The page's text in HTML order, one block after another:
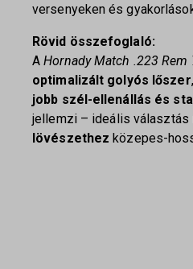
versenyeken és
Rövid összefoglaló:
AHornady Match .223 Rem
optimalizált golyós lőszer
jobb szél-ellenállás és
jellemzi – ideális választás
lövészethez közepes-